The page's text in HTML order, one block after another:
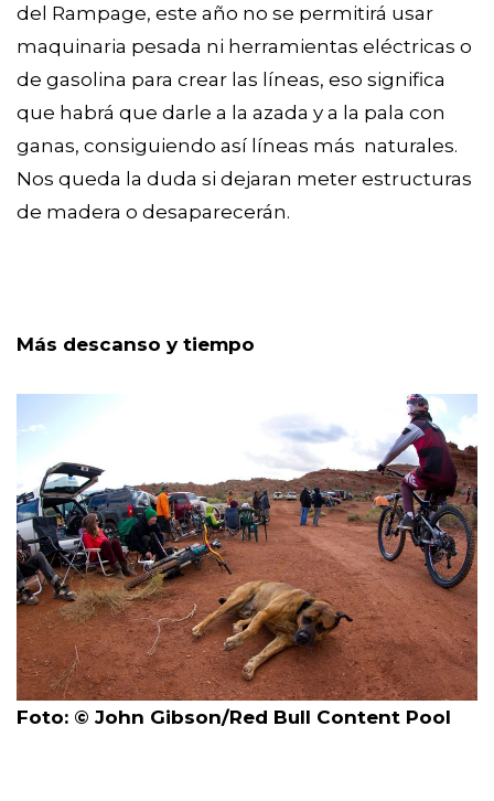
del Rampage, este año no se permitirá usar
maquinaria pesada ni herramientas eléctricas o
de gasolina para crear las líneas, eso significa
que habrá que darle a la azada y a la pala con
ganas, consiguiendo así líneas más naturales.
Nos queda la duda si dejaran meter estructuras
de madera o desaparecerán.
Más descanso y tiempo
Foto: © John Gibson/Red Bull Content Pool